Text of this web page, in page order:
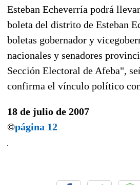
Esteban Echeverría podrá
boleta del distrito de Esteban
boletas gobernador y
nacionales y senadores
Sección Electoral de Afeba",
confirma el vínculo político
18 de julio de 2007
©página 12